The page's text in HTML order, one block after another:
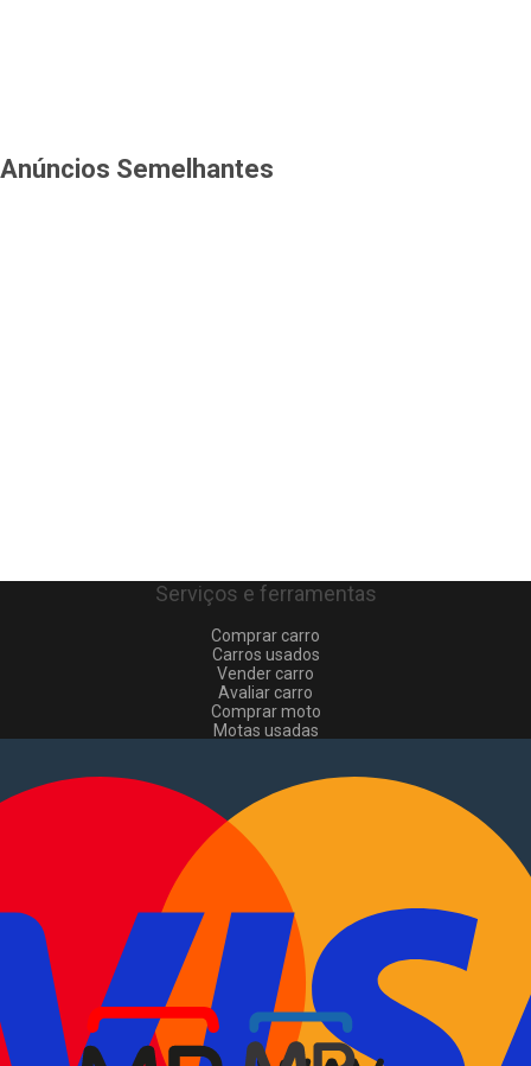
Anúncios Semelhantes
Serviços e ferramentas
Comprar carro
Carros usados
Vender carro
Avaliar carro
Comprar moto
Motas usadas
Comerciais usados
Vender comerciais
Informações
Como comprar e vender
Pacotes de anúncios
Verificar VIN e matrícula
Sitemap
EN
Sobre Nós